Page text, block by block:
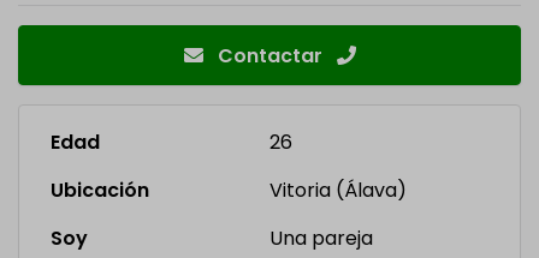
Contactar
Edad
26
Ubicación
Vitoria (Álava)
Soy
Una pareja